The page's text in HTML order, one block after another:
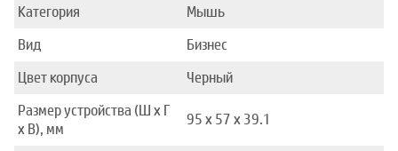
Категория
Мышь
Вид
Бизнес
Цвет корпуса
Черный
Размер устройства (Ш x Г
x В), мм
95 x 57 x 39.1